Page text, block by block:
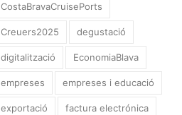
CostaBravaCruisePorts
Creuers2025 degustació
digitalització EconomiaBlava
empreses empreses i educació
exportació factura electrónica